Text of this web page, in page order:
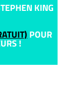
KING
POUR
!